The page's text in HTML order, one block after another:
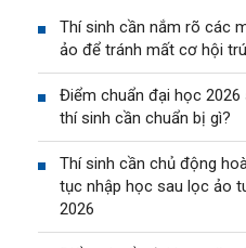
Thí sinh cần nắm rõ các
ảo để tránh mất cơ hội
Điểm chuẩn đại học 2026
thí sinh cần chuẩn bị gì?
Thí sinh cần chủ động
tục nhập học sau lọc ảo
2026